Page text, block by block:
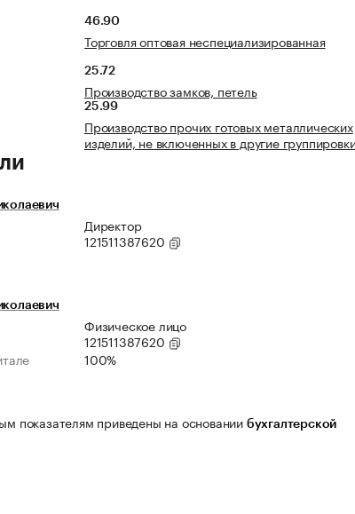
46.90
Торговля оптовая неспециализированная
25.72
Производство замков, петель
25.99
Производство прочих готовых металлических
изделий, не включенных в другие
Директор
121511387620
Физическое лицо
121511387620
100%
показателям приведены на основании бухгалтерской